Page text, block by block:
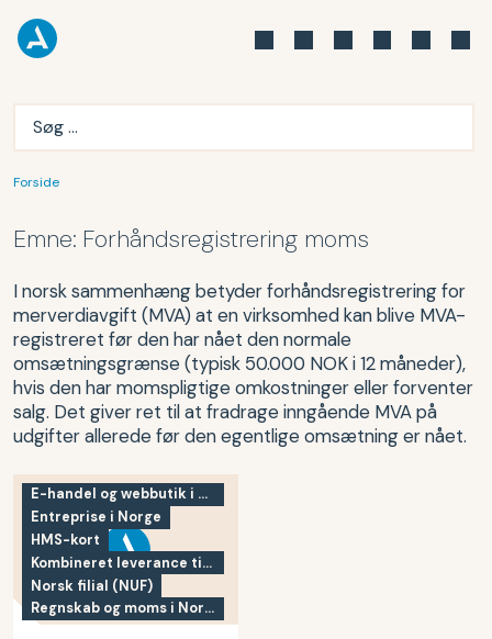
Forside
Emne: Forhåndsregistrering moms
I norsk sammenhæng betyder forhåndsregistrering for
merverdiavgift (MVA) at en virksomhed kan blive MVA-
registreret før den har nået den normale
omsætningsgrænse (typisk 50.000 NOK i 12 måneder),
hvis den har momspligtige omkostninger eller forventer
salg. Det giver ret til at fradrage inngående MVA på
udgifter allerede før den egentlige omsætning er nået.
E-handel og webbutik i Norge
Entreprise i Norge
HMS-kort
Kombineret leverance til Norge
Norsk filial (NUF)
Regnskab og moms i Norge